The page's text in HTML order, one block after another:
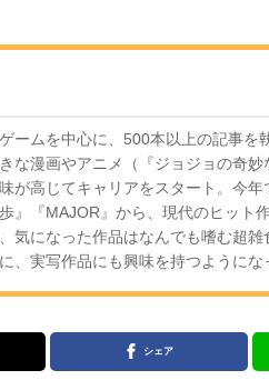
ームを中心に、500本以上の記事を
な漫画やアニメ（『ジョジョの奇妙
が高じてキャリアをスタート。今
』『MAJOR』から、現代のヒット
気になった作品はなんでも嗜む超
、実写作品にも興味を持つようにな
シェア